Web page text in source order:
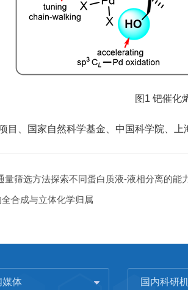
图1 钯催化
、国家自然科学基金、中国科学院、上
量筛选方法探索不同蛋白质液-液相分离的能
合成与立体化学归属
媒体 国内科研